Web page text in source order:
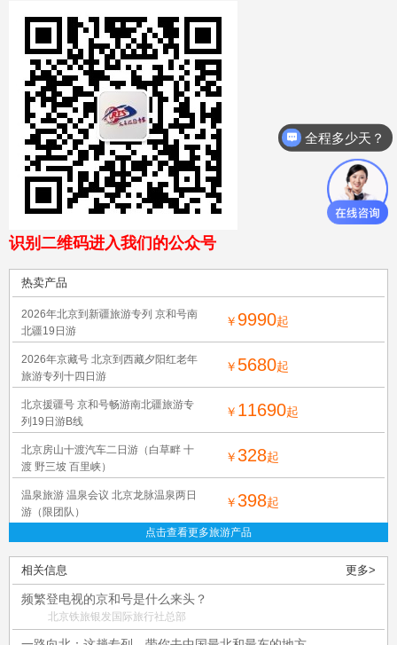
识别二维码进入我们的公众号
热卖产品
2026年北京到新疆旅游专列 京和号南
北疆19日游
￥ 9990起
2026年京藏号 北京到西藏夕阳红老年
旅游专列十四日游
￥ 5680起
北京援疆号 京和号畅游南北疆旅游专
列19日游B线
￥ 11690起
北京房山十渡汽车二日游（白草畔 十
渡 野三坡 百里峡）
￥328起
温泉旅游 温泉会议 北京龙脉温泉两日
游（限团队）
￥398起
点击查看更多旅游产品
相关信息 更多>
频繁登电视的京和号是什么来头？
北京铁旅银发国际旅行社总部
全程多少天？